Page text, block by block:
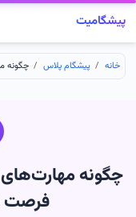
پیشگامیت
خانه پیشگام پلاس چگونه مهارت‌های
چگونه مهارت‌های
فرصت